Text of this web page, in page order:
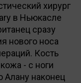
хирург
в Ньюкасле
сразу
нового носа
Кость
- с ноги
Алану наконец